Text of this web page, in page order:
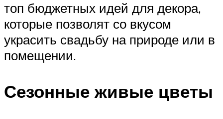
топ бюджетных идей для декора,
которые позволят со вкусом
украсить свадьбу на природе или в
помещении.
Сезонные живые цветы